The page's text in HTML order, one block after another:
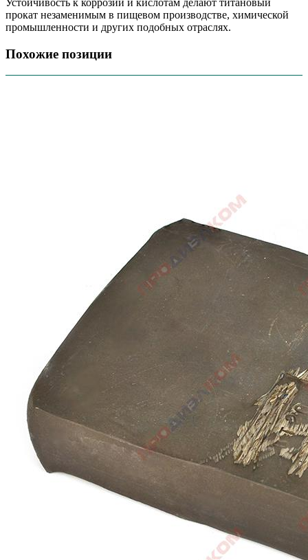
Устойчивость к коррозии и кислотам делают титановый
прокат незаменимым в пищевом производстве, химической
промышленности и других подобных отраслях.
Похожие позиции